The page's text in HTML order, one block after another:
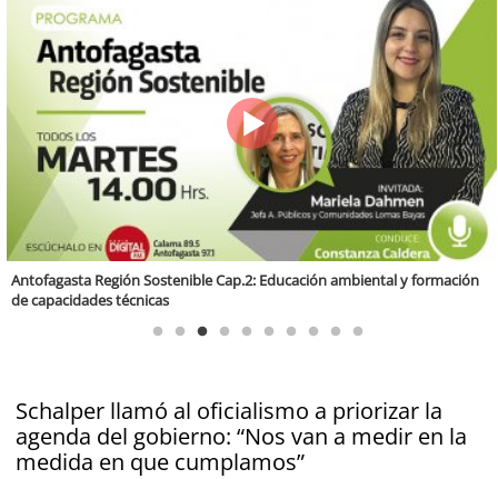
Valparaíso Región Sostenible Cap. 83: Calidad, ética y sostenibilidad
Schalper llamó al oficialismo a priorizar la
agenda del gobierno: “Nos van a medir en la
medida en que cumplamos”